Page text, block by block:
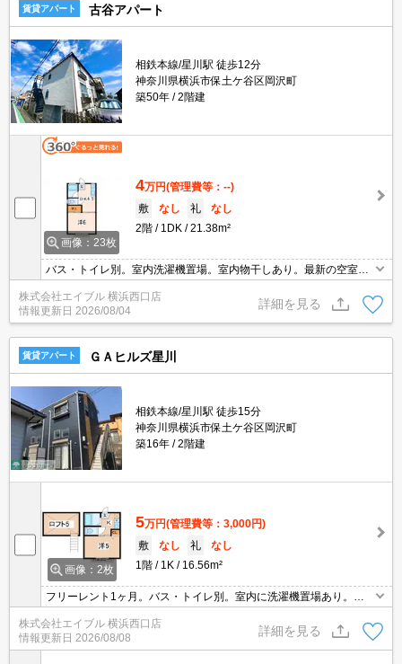
賃貸アパート 古谷アパート
相鉄本線/星川駅 徒歩12分
神奈川県横浜市保土ケ谷区岡沢町
築50年
2階建
画像：23枚
4万円(管理費等：--)
敷
なし 礼
なし
2階
1DK 21.38m²
バス・トイレ別。室内洗濯機置場。室内物干しあり。最新の空室状
定業者あり。契約金・家賃クレジットカード払い可（ポイント還元
あり）。
株式会社エイブル 横浜西口店
情報更新日 2026/08/04
詳細を見る
賃貸アパート ＧＡヒルズ星川
相鉄本線/星川駅 徒歩15分
神奈川県横浜市保土ケ谷区岡沢町
築16年
2階建
画像：2枚
5万円(管理費等：3,000円)
敷
なし 礼
なし
1階
1K 16.56m²
フリーレント1ヶ月。バス・トイレ別。室内に洗濯機置場あり。エ
料。TVインターホン付き。ロフト付き。オンライン接客相談可。
株式会社エイブル 横浜西口店
情報更新日 2026/08/08
詳細を見る